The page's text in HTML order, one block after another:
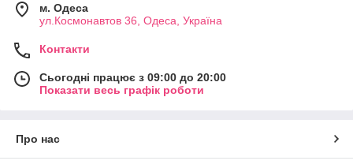
м. Одеса
ул.Космонавтов 36, Одеса, Україна
Контакти
Сьогодні працює з 09:00 до 20:00
Показати весь графік роботи
Про нас